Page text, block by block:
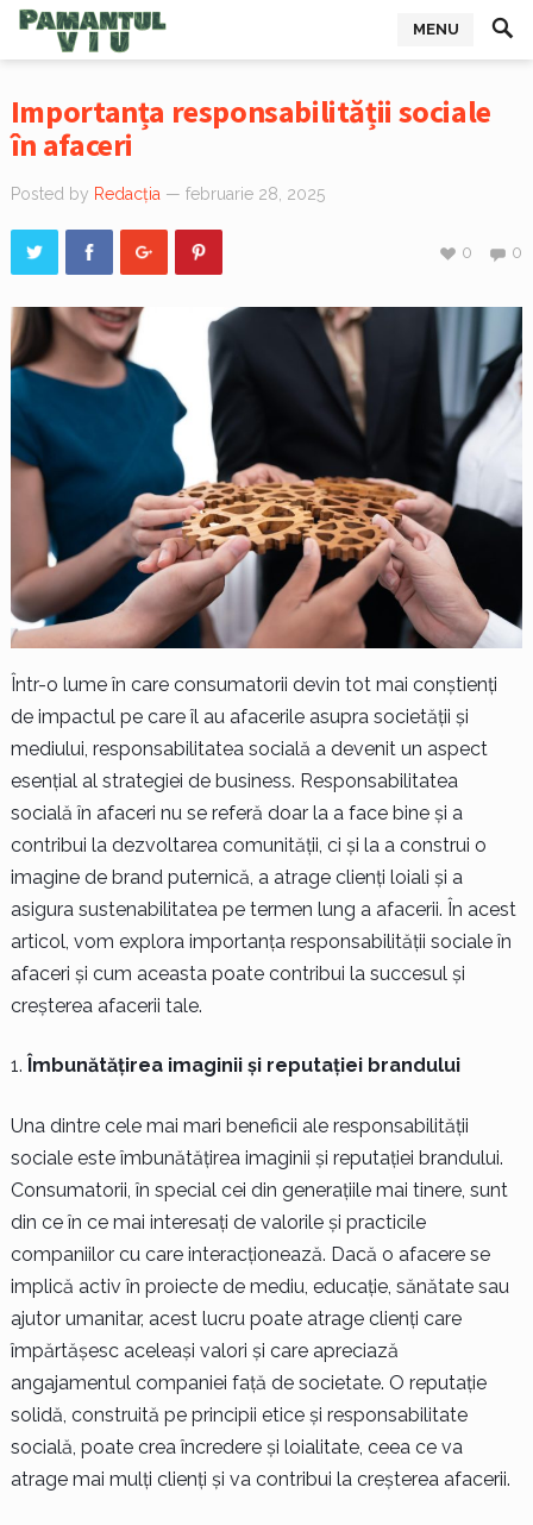
MENU
Importanța responsabilității sociale
în afaceri
Posted by Redacția — februarie 28, 2025
0
0
Într-o lume în care consumatorii devin tot mai conștienți
de impactul pe care îl au afacerile asupra societății și
mediului, responsabilitatea socială a devenit un aspect
esențial al strategiei de business. Responsabilitatea
socială în afaceri nu se referă doar la a face bine și a
contribui la dezvoltarea comunității, ci și la a construi o
imagine de brand puternică, a atrage clienți loiali și a
asigura sustenabilitatea pe termen lung a afacerii. În acest
articol, vom explora importanța responsabilității sociale în
afaceri și cum aceasta poate contribui la succesul și
creșterea afacerii tale.
Îmbunătățirea imaginii și reputației brandului
Una dintre cele mai mari beneficii ale responsabilității
sociale este îmbunătățirea imaginii și reputației brandului.
Consumatorii, în special cei din generațiile mai tinere, sunt
din ce în ce mai interesați de valorile și practicile
companiilor cu care interacționează. Dacă o afacere se
implică activ în proiecte de mediu, educație, sănătate sau
ajutor umanitar, acest lucru poate atrage clienți care
împărtășesc aceleași valori și care apreciază
angajamentul companiei față de societate. O reputație
solidă, construită pe principii etice și responsabilitate
socială, poate crea încredere și loialitate, ceea ce va
atrage mai mulți clienți și va contribui la creșterea afacerii.